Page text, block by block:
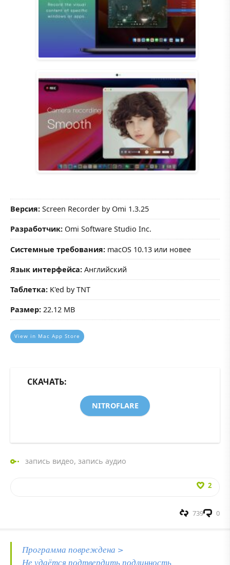
Версия: Screen Recorder by Omi 1.3.25
Разработчик: Omi Software Studio Inc.
Системные требования: macOS 10.13 или новее
Язык интерфейса: Английский
Таблетка: K'ed by TNT
Размер: 22.12 MB
View in Mac App Store
СКАЧАТЬ:
NITROFLARE
запись видео, запись аудио
2
0
739
Программа повреждена >
Не удаётся подтвердить подлинность